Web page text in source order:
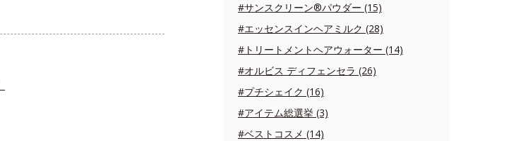
#サンスクリーン®パウダー (15)
#エッセンスインヘアミルク (28)
#トリートメントヘアウォーター (14)
#オルビス ディフェンセラ (26)
#プチシェイク (16)
#アイテム総選挙 (3)
#ベストコスメ (14)